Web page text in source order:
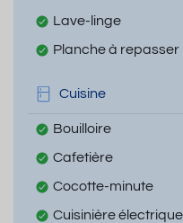
Lave-linge
Planche à repasser
Cuisine
Bouilloire
Cafetière
Cocotte-minute
Cuisinière électrique